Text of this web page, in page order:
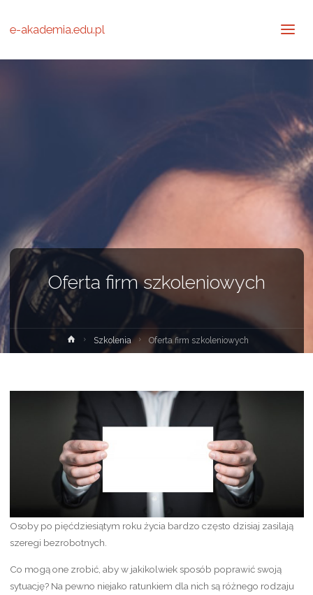
e-akademia.edu.pl
Oferta firm szkoleniowych
Strona
główna
Szkolenia Oferta firm szkoleniowych
Osoby po pięćdziesiątym roku życia bardzo często dzisiaj zasilają
szeregi bezrobotnych.
Co mogą one zrobić, aby w jakikolwiek sposób poprawić swoją
sytuację? Na pewno niejako ratunkiem dla nich są różnego rodzaju